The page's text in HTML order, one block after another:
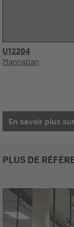
U12204
Manhattan
En savoir plus
PLUS DE